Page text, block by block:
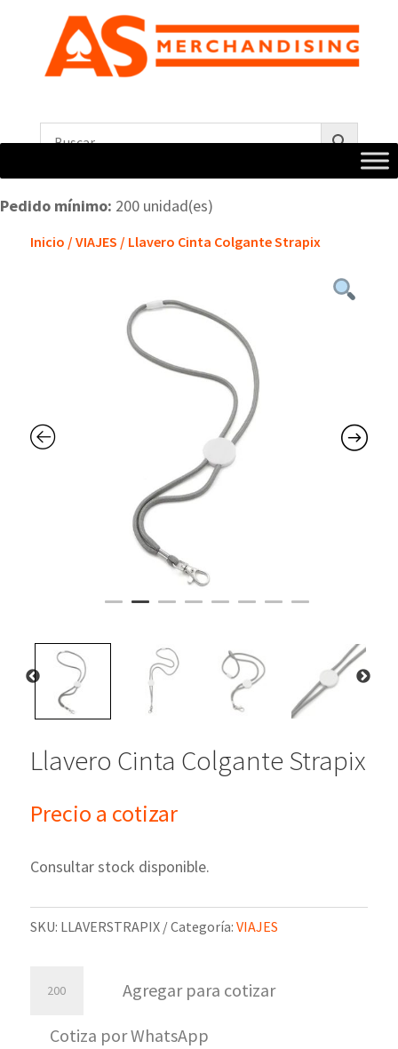
Pedido mínimo: 200 unidad(es)
Inicio / VIAJES / Llavero Cinta Colgante Strapix
Llavero Cinta Colgante Strapix
Precio a cotizar
Consultar stock disponible.
SKU: LLAVERSTRAPIX Categoría: VIAJES
Colgante
Agregar para cotizar
Cotiza por WhatsApp